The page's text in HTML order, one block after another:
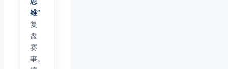
维”
复
盘
赛
事。